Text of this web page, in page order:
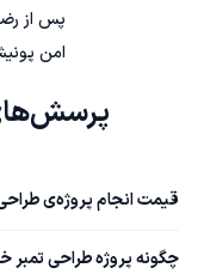
پس از
امن
پرسش‌های متداول طراحی تمبر
قیمت انجام پروژه‌ی
چگونه پروژه طراحی تمبر